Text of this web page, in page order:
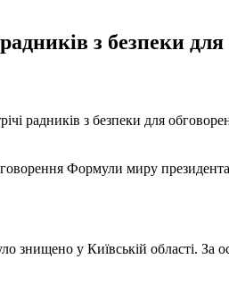
з безпеки
радників з безпеки для
Формули миру
знищено у Київській області. За